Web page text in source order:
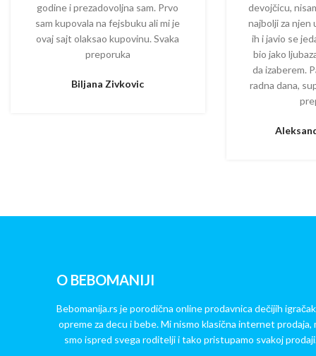
godine i prezadovoljna sam. Prvo
sam kupovala na fejsbuku ali mi je
ovaj sajt olaksao kupovinu. Svaka
preporuka
Biljana Zivkovic
devojčicu,
najbolji za njen
ih i javio se
bio jako
da izaberem.
radna dana,
O BEBOMANIJI
Bebomanija.rs je porodična online prodavnica dečijih
opreme za decu i bebe. Mi nismo klasična internet prodaja,
smo ispred svega roditelji i tako pristupamo svakoj